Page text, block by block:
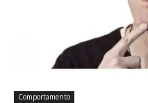
Comportamento